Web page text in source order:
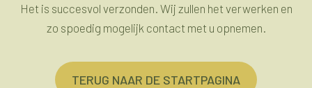
Het is succesvol verzonden. Wij zullen het verwerken en
zo spoedig mogelijk contact met u opnemen.
TERUG NAAR DE STARTPAGINA